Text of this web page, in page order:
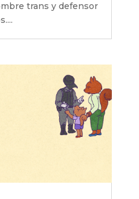
trans y defensor